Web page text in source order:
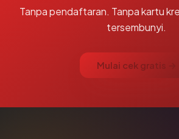
Tanpa pendaftaran. Tanpa kartu
tersembunyi.
Mulai cek gratis →